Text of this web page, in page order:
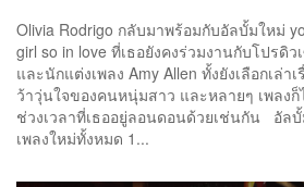
Olivia Rodrigo กลับมาพร้อมกับอัลบั้มใหม่
girl so in love ที่เธอยังคงร่วมงานกับโปรดิ
และนักแต่งเพลง Amy Allen ทั้งยังเลือกเล่า
ว้าวุ่นใจของคนหนุ่มสาว และหลายๆ เพลง
ช่วงเวลาที่เธออยู่ลอนดอนด้วยเช่นกัน อัล
เพลงใหม่ทั้งหมด 1...